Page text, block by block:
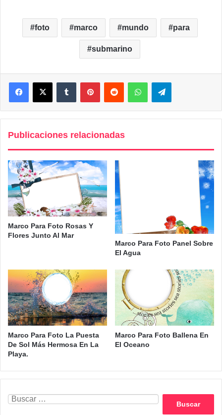
foto marco mundo para
submarino
FacebookX Tumblr PinterestReddit WhatsAppTelegram
Publicaciones relacionadas
Marco Para Foto Rosas Y
Flores Junto Al Mar
Marco Para Foto Panel Sobre
El Agua
Marco Para Foto La Puesta
De Sol Más Hermosa En La
Playa.
Marco Para Foto Ballena En
El Oceano